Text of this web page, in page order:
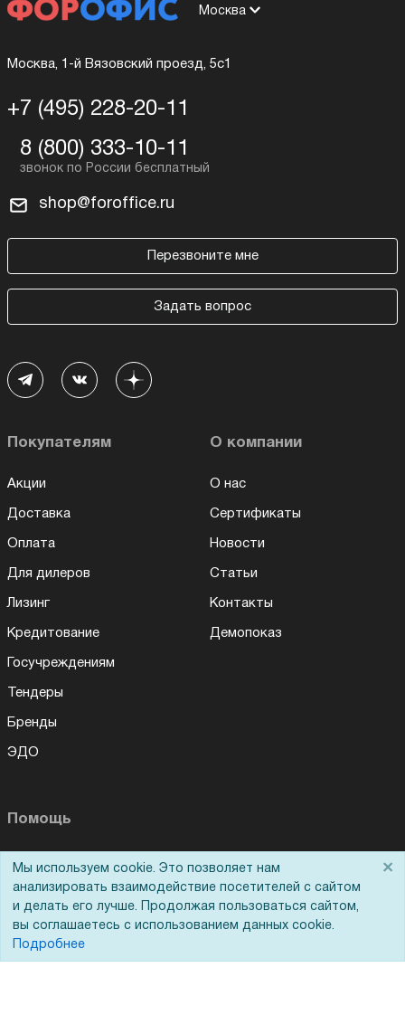
Москва
Москва, 1-й Вязовский проезд, 5с1
+7 (495) 228-20-11
8 (800) 333-10-11
shop@foroffice.ru
Перезвоните мне
Задать вопрос
Покупателям
Акции
Доставка
Оплата
Для дилеров
Лизинг
Кредитование
Госучреждениям
Тендеры
Бренды
ЭДО
О компании
О нас
Сертификаты
Новости
Статьи
Контакты
Демопоказ
Помощь
Вопрос-ответ
Реквизиты
Гарантии и возврат
Сервисный центр
Мы используем cookie. Это позволяет нам
анализировать взаимодействие посетителей с сайтом
и делать его лучше. Продолжая пользоваться сайтом,
вы соглашаетесь с использованием данных cookie.
Подробнее
×